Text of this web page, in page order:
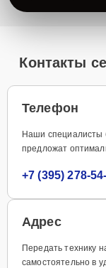
Контакты
Телефон
Наши специалисты
предложат
+7 (395) 278-
Адрес
Передать технику
самостоятельно в